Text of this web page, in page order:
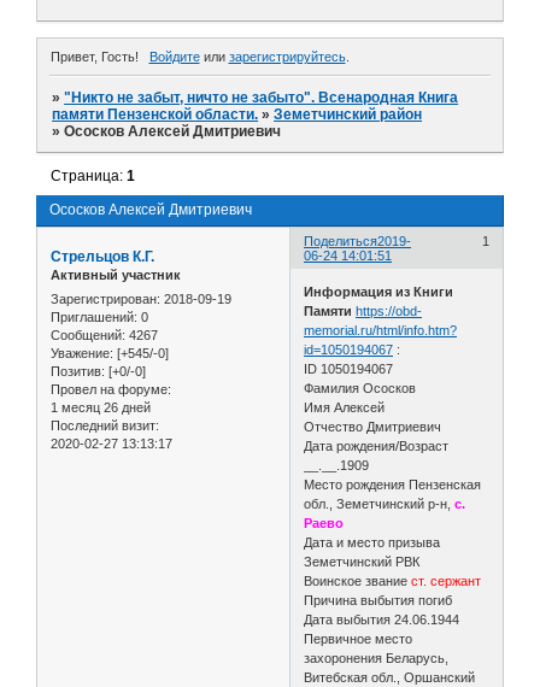
Привет, Гость! Войдитеили зарегистрируйтесь.
»"Никто не забыт, ничто не забыто". Всенародная Книга
памяти Пензенской области. »Земетчинский район
»Ососков Алексей Дмитриевич
Ососков Алексей Дмитриевич
Страница:1
Поделиться 1
2019-
06-24 14:01:51
Стрельцов К.Г.
Активный участник
Зарегистрирован: 2018-09-19
Приглашений: 0
Сообщений: 4267
Уважение: [+545/-0]
Позитив: [+0/-0]
Провел на форуме:
1 месяц 26 дней
Последний визит:
2020-02-27 13:13:17
Информация из Книги
Памяти https://obd-
memorial.ru/html/info.htm?
id=1050194067 :
ID 1050194067
Фамилия Ососков
Имя Алексей
Отчество Дмитриевич
Дата рождения/Возраст
__.__.1909
Место рождения Пензенская
обл., Земетчинский р-н,с.
Раево
Дата и место призыва
Земетчинский РВК
Воинское званиест. сержант
Причина выбытия погиб
Дата выбытия 24.06.1944
Первичное место
захоронения Беларусь,
Витебская обл., Оршанский